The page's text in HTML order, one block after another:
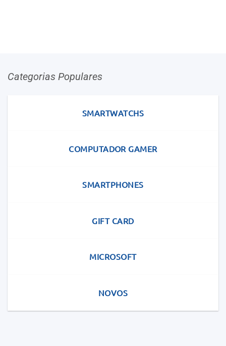
Categorias Populares
SMARTWATCHS
COMPUTADOR GAMER
SMARTPHONES
GIFT CARD
MICROSOFT
NOVOS